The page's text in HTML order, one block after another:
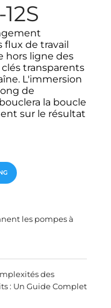
flux de travail
hors ligne des
transparents
L'immersion
de
la boucle
sur le résultat
les pompes à
des
: Un Guide Complet